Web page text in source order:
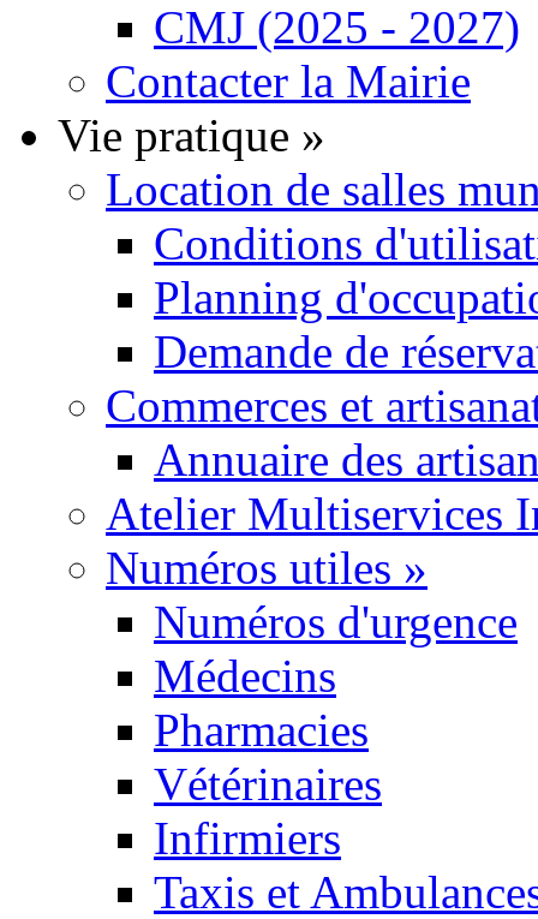
CMJ (2025 - 2027)
Contacter la Mairie
Vie pratique »
Location de salles
Conditions
Planning
Demande de
Commerces et
Annuaire des
Atelier Multiservices
Numéros utiles »
Numéros d'urgence
Médecins
Pharmacies
Vétérinaires
Infirmiers
Taxis et